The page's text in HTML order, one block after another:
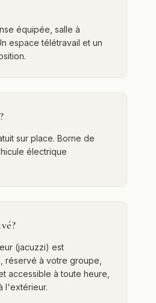
équipée, salle à
espace télétravail et un
sur place. Borne de
électrique
(jacuzzi) est
réservé à votre groupe,
accessible à toute heure,
l'extérieur.